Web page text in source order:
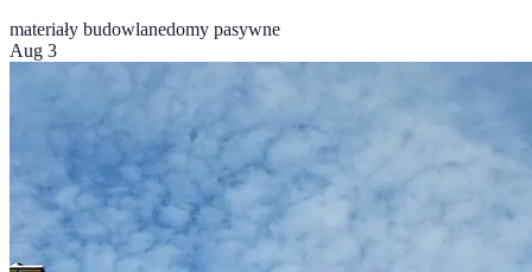
materiały budowlanedomy pasywne
Aug 3